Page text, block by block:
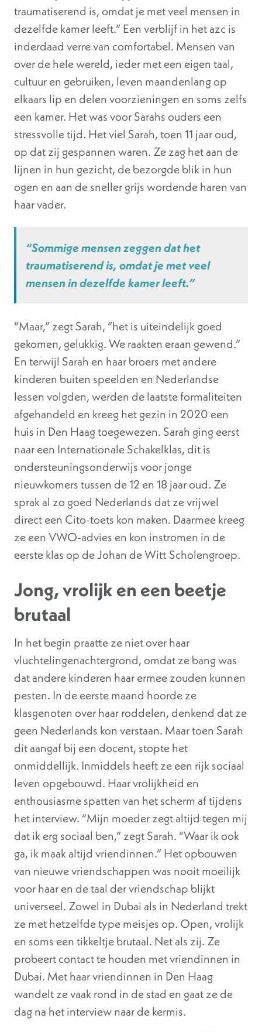
traumatiserend is, omdat je met veel mensen in
dezelfde kamer leeft.” Een verblijf in het azc is
inderdaad verre van comfortabel. Mensen van
over de hele wereld, ieder met een eigen taal,
cultuur en gebruiken, leven maandenlang op
elkaars lip en delen voorzieningen en soms zelfs
een kamer. Het was voor Sarahs ouders een
stressvolle tijd. Het viel Sarah, toen 11 jaar oud,
op dat zij gespannen waren. Ze zag het aan de
lijnen in hun gezicht, de bezorgde blik in hun
ogen en aan de sneller grijs wordende haren van
haar vader.
“Sommige mensen zeggen dat het
traumatiserend is, omdat je met veel
mensen in dezelfde kamer leeft.”
“Maar,” zegt Sarah, “het is uiteindelijk goed
gekomen, gelukkig. We raakten eraan gewend.”
En terwijl Sarah en haar broers met andere
kinderen buiten speelden en Nederlandse
lessen volgden, werden de laatste formaliteiten
afgehandeld en kreeg het gezin in 2020 een
huis in Den Haag toegewezen. Sarah ging eerst
naar een Internationale Schakelklas, dit is
ondersteuningsonderwijs voor jonge
nieuwkomers tussen de 12 en 18 jaar oud. Ze
sprak al zo goed Nederlands dat ze vrijwel
direct een Cito-toets kon maken. Daarmee kreeg
ze een VWO-advies en kon instromen in de
eerste klas op de Johan de Witt Scholengroep.
Jong, vrolijk en een beetje
brutaal
In het begin praatte ze niet over haar
vluchtelingenachtergrond, omdat ze bang was
dat andere kinderen haar ermee zouden kunnen
pesten. In de eerste maand hoorde ze
klasgenoten over haar roddelen, denkend dat ze
geen Nederlands kon verstaan. Maar toen Sarah
dit aangaf bij een docent, stopte het
onmiddellijk. Inmiddels heeft ze een rijk sociaal
leven opgebouwd. Haar vrolijkheid en
enthousiasme spatten van het scherm af tijdens
het interview. “Mijn moeder zegt altijd tegen mij
dat ik erg sociaal ben,” zegt Sarah. “Waar ik ook
ga, ik maak altijd vriendinnen.” Het opbouwen
van nieuwe vriendschappen was nooit moeilijk
voor haar en de taal der vriendschap blijkt
universeel. Zowel in Dubai als in Nederland trekt
ze met hetzelfde type meisjes op. Open, vrolijk
en soms een tikkeltje brutaal. Net als zij. Ze
probeert contact te houden met vriendinnen in
Dubai. Met haar vriendinnen in Den Haag
wandelt ze vaak rond in de stad en gaat ze de
dag na het interview naar de kermis.